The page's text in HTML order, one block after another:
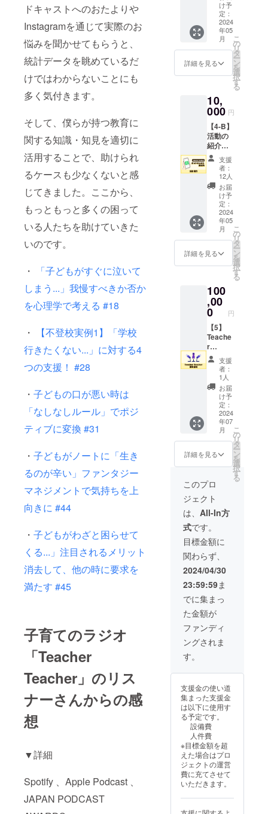
ドキャストへのおたよりや
Instagramを通じて実際のお
悩みを聞かせてもらうと、
統計データを眺めているだ
けではわからないことにも
多く気付きます。
そして、僕らが持つ教育に
関する知識・知見を適切に
活用することで、助けられ
るケースも少なくないと感
じてきました。ここから、
もっともっと多くの困って
いる人たちを助けていきた
いのです。
・
「子どもがすぐに泣いて
しまう...」我慢すべきか否か
を心理学で考える #18
・
【不登校実例1】「学校
行きたくない...」に対する4
つの支援！ #28
・ 子どもの口が悪い時は
「なしなしルール」でポジ
ティブに変換 #31
・ 子どもがノートに「生き
るのが辛い」ファンタジー
マネジメントで気持ちを上
向きに #44
・ 子どもがわざと困らせて
くる...」注目されるメリット
消去して、他の時に要求を
満たす #45
子育てのラジオ
「Teacher
Teacher」のリス
ナーさんからの感
想
▼詳細
Spotify 、Apple Podcast 、
JAPAN PODCAST
さい）
・感謝
のメッ
セージ
・限定
キャス
ト音源
※感謝の
セージ
と限定
のポッ
ドキャ
スト音
源は、
ご入力
いただ
いた
メール
アドレ
スへ添
付して
送信い
たしま
掲
載期
間：令
和６年
４月１
４日か
ら事業
掲
載方
法：文
字のみ
（掲載
を希望
される
お名前
をご記
入くだ
さい）
・感謝
のメッ
セージ
・限定
キャス
ト音源
※感謝の
セージ
と限定
のポッ
ドキャ
スト音
源は、
ご入力
いただ
いた
メール
アドレ
スへ添
付して
送信い
たしま
す。
Kids M
(130) 、
Kids L
(140) 、
S（身長
目安
163）、
168）、
L（身長
目安
175）、
XL（身
長目安
180）
・Web
サイト
に名前
記載
掲
載期
間：令
和６年
４月１
４日か
ら事業
掲
載方
法：文
字のみ
（掲載
を希望
される
お名前
をご記
入くだ
さい）
・感謝
のメッ
セージ
・限定
ポッド
キャス
ト音源
※感謝の
セージ
のポッ
ドキャ
スト音
源は、
ご入力
いただ
いた
メール
スへ添
付して
送信い
たしま
す。
リー）
リター
ン内容
・イン
スタグ
ラムの
ストー
リーで
お名
動・ア
カウン
ト・
メッ
セージ
等の紹
介 ・
Webサ
イトに
名前記
載
掲載期
間：令
和６年
４月１
４日か
ら事業
掲
載方
法：文
字のみ
（掲載
を希望
される
お名前
をご記
入くだ
さい）
・感謝
のメッ
セージ
・限定
ポッド
キャス
ト音源
セージ
と限定
のポッ
ドキャ
スト音
源は、
ご入力
いただ
いた
メール
アドレ
スへ添
付して
送信い
たしま
す。 ※
紹介の
内容、
は、
メール
にて打
ち合わ
せを行
いま
す。 ※
暴力的
な表現
や過激
な内
容、著
作権や
知的財
け予
定：
2024
年05
月
詳細を見る
こ
の
リ
タ
ー
ン
を
選
択
す
る
10,
000 円
【4-B】
活動の
紹介
（ポッ
ドキャ
スト）
リター
ン内容
・ポッ
ドキャ
ストで
お名
前・活
動・ア
カウン
ト・
セージ
等の紹
介 ・
Webサ
イトに
名前記
載 ・感
謝の
メッ
セージ
・限定
ポッド
キャス
ト音源
※感謝の
メッ
セージ
と限定
のポッ
ドキャ
スト音
源は、
ご入力
いただ
いた
メール
アドレ
スへ添
付して
送信い
たしま
す。 ※
紹介の
内容、
時期に
ついて
は、
メール
せを行
す。 ※
暴力的
な表現
や過激
な内
容、著
作権や
知的財
産権を
侵害す
る内容
は紹介
支援
者：
12人
お届
け予
定：
2024
年05
月
詳細を見る
こ
の
リ
タ
ー
ン
を
選
択
す
る
100
,00
0 円
【5】
Teache
r
Teache
r とのコ
ラボ リ
ターン
内容 ・
ポッド
キャス
トへの
出演
実
施概
要：40
分以内
×1回
実
施方
法：オ
ンライ
ン
（ZOO
M）に
て収録
・Web
サイト
に名前
記載
掲
載期
間：令
和６年
４月１
が存続
り掲載
掲
載方
法：文
字のみ
（掲載
を希望
される
お名前
をご記
入くだ
さい）
支援
者：
1人
お届
け予
定：
2024
年07
月
詳細を見る
こ
の
リ
タ
ー
ン
を
選
択
す
る
このプロ
ジェクト
は、 All-In方
式です。
目標金額に
関わらず、
2024/04/30
23:59:59ま
でに集まっ
た金額が
ファンディ
ングされま
す。
支援金の使い道
集まった支援金
は以下に使用す
る予定です。
設備費
人件費
※目標金額を超
えた場合はプロ
ジェクトの運営
費に充てさせて
いただきます。